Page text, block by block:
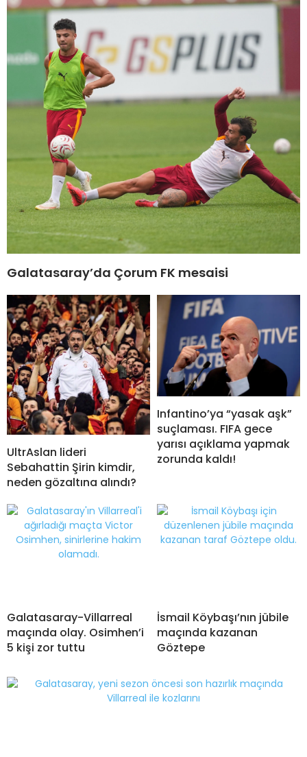
Galatasaray’da Çorum FK mesaisi
UltrAslan lideri
Sebahattin Şirin kimdir,
neden gözaltına alındı?
Infantino’ya “yasak aşk”
suçlaması. FIFA gece
yarısı açıklama yapmak
zorunda kaldı!
Galatasaray-Villarreal
maçında olay. Osimhen’i
5 kişi zor tuttu
İsmail Köybaşı’nın jübile
maçında kazanan
Göztepe